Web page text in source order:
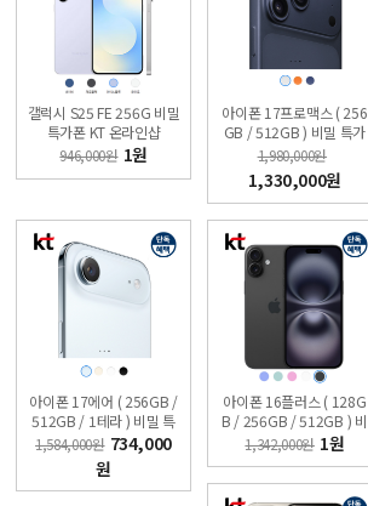
갤럭시 S25 FE 256G 비밀
특가폰 KT 온라인샵
946,000원 1원
아이폰 17프로맥스 ( 256
GB / 512GB ) 비밀 특가
폰 KT직영점 슈퍼모바일
1,980,000원
1,330,000원
아이폰 17에어 ( 256GB /
512GB / 1테라 ) 비밀 특
가폰 KT직영점 슈퍼모바
일
1,584,000원 734,000
원
아이폰 16플러스 ( 128G
B / 256GB / 512GB ) 비
밀특가폰 KT 온라인샵
1,342,000원 1원